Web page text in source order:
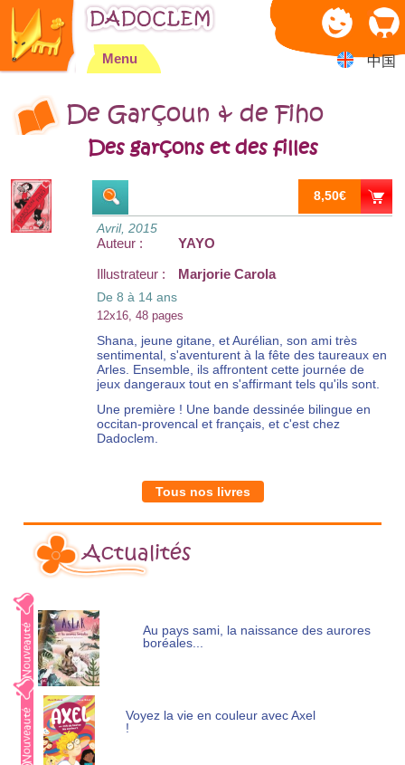
Jump to navigation
Menu 中国
De Garçoun & de Fiho
Des garçons et des filles
8,50€
Avril, 2015
Auteur :
YAYO
Illustrateur :
Marjorie Carola
De 8 à 14 ans
12x16, 48 pages
Shana, jeune gitane, et Aurélian, son ami très
sentimental, s'aventurent à la fête des taureaux en
Arles. Ensemble, ils affrontent cette journée de
jeux dangeraux tout en s'affirmant tels qu'ils sont.
Une première ! Une bande dessinée bilingue en
occitan-provencal et français, et c'est chez
Dadoclem.
Tous nos livres
Actualités
Au pays sami, la naissance des aurores
boréales...
Voyez la vie en couleur avec Axel
!